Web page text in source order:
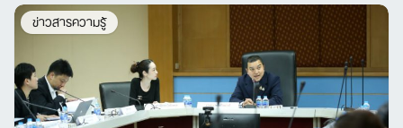
ข่าวสารความรู้